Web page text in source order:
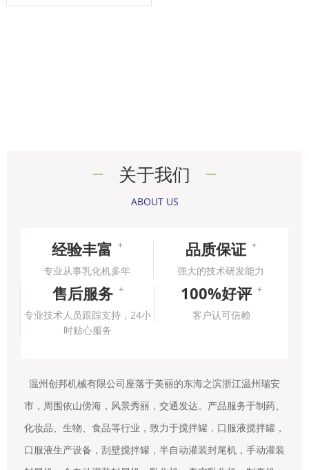
关于我们
ABOUT US
经验丰富 +
专业从事乳化机多年
品质保证 +
强大的技术研发能力
售后服务 +
专业技术人员跟踪支持，24小
时贴心服务
100%好评 +
客户认可信赖
温州创邦机械有限公司座落于美丽的东海之滨浙江温州瑞安
市，周围依山傍海，风景秀丽，交通发达。产品服务于制药、
化妆品、生物、食品等行业，致力于搅拌罐，口服液搅拌罐，
口服液生产设备，刮壁搅拌罐，半自动灌装封尾机，手动灌装